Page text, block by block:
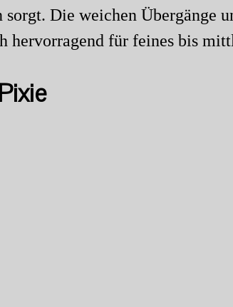
Die weichen Übergänge
für feines bis